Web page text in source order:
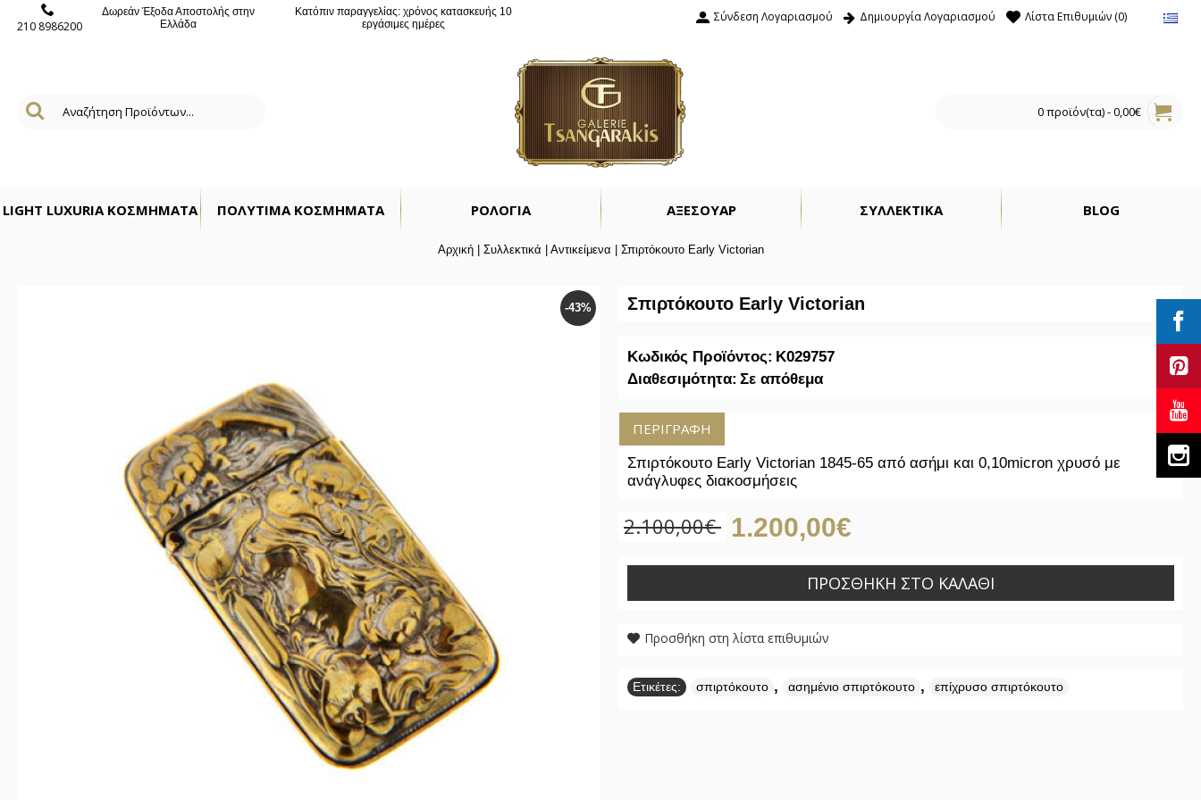
210 8986200
Δωρεάν Έξοδα Αποστολής στην
Ελλάδα
Κατόπιν παραγγελίας: χρόνος κατασκευής 10
εργάσιμες ημέρες
Σύνδεση Λογαριασμού Δημιουργία Λογαριασμού Λίστα Επιθυμιών (0)
0 προϊόν(τα) - 0,00€
LIGHT LUXURIA ΚΟΣΜΉΜΑΤΑ ΠΟΛΎΤΙΜΑ ΚΟΣΜΗΜΑΤΑ ΡΟΛΟΓΙΑ ΑΞΕΣΟΥΑΡ ΣΥΛΛΕΚΤΙΚΑ BLOG
Αρχική | Συλλεκτικά | Αντικείμενα | Σπιρτόκουτο Early Victorian
-43% Σπιρτόκουτο Early Victorian
Κωδικός Προϊόντος: K029757
Διαθεσιμότητα: Σε απόθεμα
ΠΕΡΙΓΡΑΦΉ
Σπιρτόκουτο Early Victorian 1845-65 από ασήμι και 0,10micron χρυσό με
ανάγλυφες διακοσμήσεις
2.100,00€ 1.200,00€
ΠΡΟΣΘΉΚΗ ΣΤΟ ΚΑΛΆΘΙ
Προσθήκη στη λίστα επιθυμιών
Ετικέτες: σπιρτόκουτο , ασημένιο σπιρτόκουτο , επίχρυσο σπιρτόκουτο